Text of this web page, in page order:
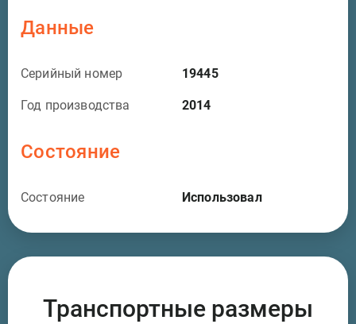
Данные
Серийный номер 19445
Год производства 2014
Состояние
Состояние Использовал
Транспортные размеры